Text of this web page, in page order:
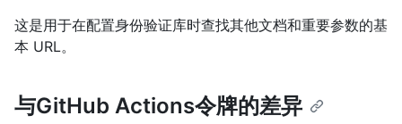
这是用于在配置身份验证库时查找其他文档和重要参数的基
本 URL。
与GitHub Actions令牌的差异